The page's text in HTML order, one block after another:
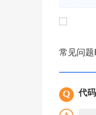
常见问题
代